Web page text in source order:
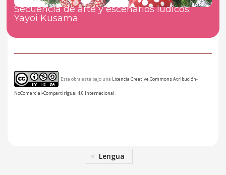
Secuencia de arte y escenarios lúdicos:
Yayoi Kusama
Esta obra está bajo una Licencia Creative Commons Atribución-
NoComercial-CompartirIgual 4.0 Internacional.
Lengua